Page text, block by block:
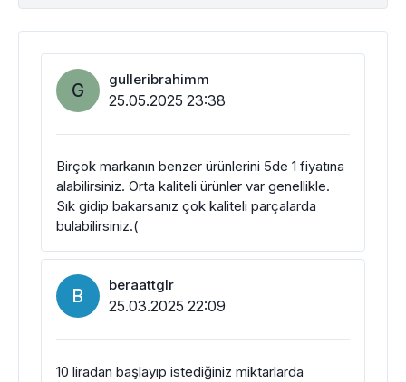
G gulleribrahimm
25.05.2025 23:38
Birçok markanın benzer ürünlerini 5de 1 fiyatına
alabilirsiniz. Orta kaliteli ürünler var genellikle.
Sık gidip bakarsanız çok kaliteli parçalarda
bulabilirsiniz.(
B beraattglr
25.03.2025 22:09
10 liradan başlayıp istediğiniz miktarlarda